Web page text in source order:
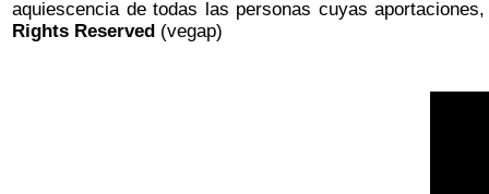
aquiescencia de todas las personas cuyas
Rights Reserved (vegap)